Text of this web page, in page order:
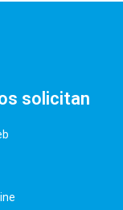
solicitan